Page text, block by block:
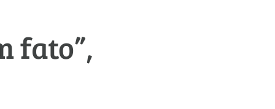
fato”,